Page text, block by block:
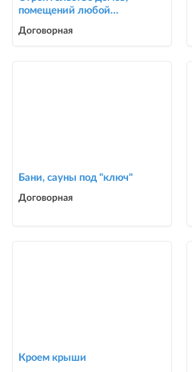
помещений любой
Договорная
Бани, сауны под "ключ"
Договорная
Кроем крыши